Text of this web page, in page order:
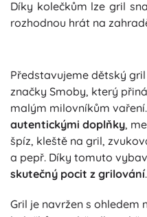
Díky kolečkům lze gril
rozhodnou hrát na
Představujeme dětský
značky Smoby, který
malým milovníkům
autentickými doplňky,
špíz, kleště na gril,
a pepř. Díky tomuto
skutečný pocit z grilování.
Gril je navržen s ohledem